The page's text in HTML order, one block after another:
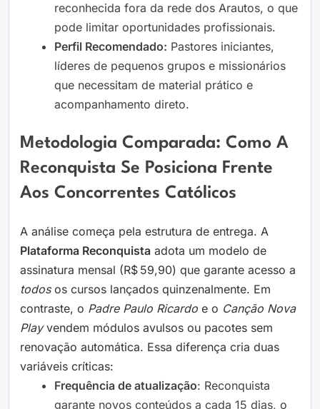
reconhecida fora da rede dos Arautos, o que
pode limitar oportunidades profissionais.
Perfil Recomendado: Pastores iniciantes,
líderes de pequenos grupos e missionários
que necessitam de material prático e
acompanhamento direto.
Metodologia Comparada: Como A
Reconquista Se Posiciona Frente
Aos Concorrentes Católicos
A análise começa pela estrutura de entrega. A
Plataforma Reconquista adota um modelo de
assinatura mensal (R$ 59,90) que garante acesso a
todosos cursos lançados quinzenalmente. Em
contraste, o Padre Paulo Ricardo e o Canção Nova
Playvendem módulos avulsos ou pacotes sem
renovação automática. Essa diferença cria duas
variáveis críticas:
Frequência de atualização: Reconquista
garante novos conteúdos a cada 15 dias, o